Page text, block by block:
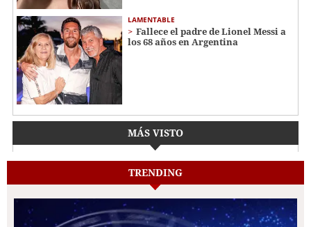
LAMENTABLE
Fallece el padre de Lionel Messi a
los 68 años en Argentina
MÁS VISTO
TRENDING